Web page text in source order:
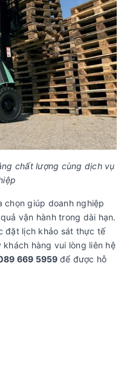
chất lượng cùng dịch vụ
chọn giúp doanh nghiệp
vận hành trong dài hạn.
đặt lịch khảo sát thực tế
hàng vui lòng liên hệ
669 5959 để được hỗ